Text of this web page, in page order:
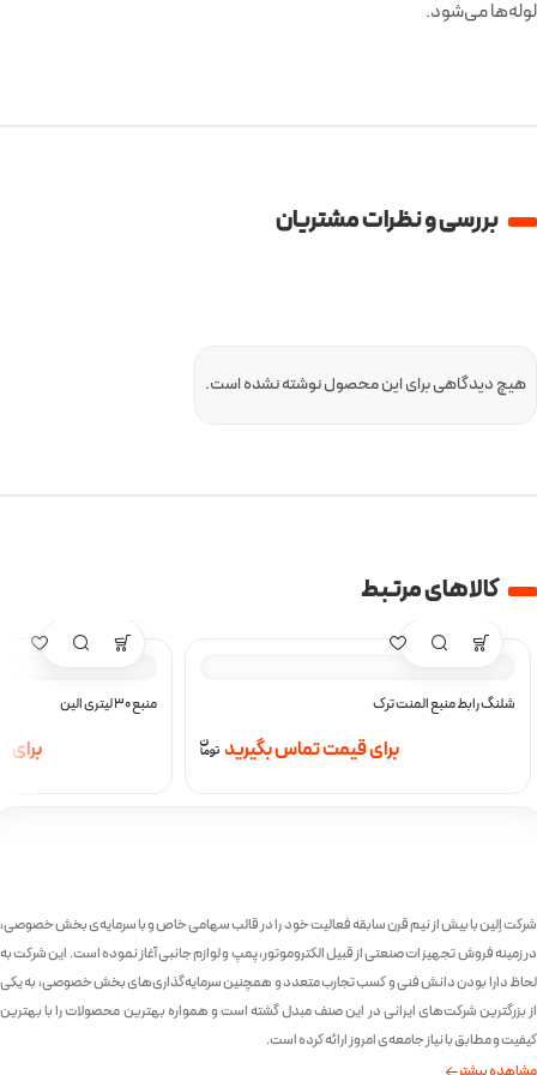
لوله‌ها می‌شود.
بررسی و نظرات مشتریان
هیچ دیدگاهی برای این محصول نوشته نشده است.
کالا‌های مرتبط
شلنگ رابط منبع المنت ترک
برای قیمت تماس بگیرید
منبع 30 لیتری الین
برای
شرکت اِلین با بیش از نیم قرن سابقه فعالیت خود را در قالب سهامی خاص و با سرمایه‌ی بخش خصوصی،
در زمینه فروش تجهیزات صنعتی از قبیل الکتروموتور، پمپ و لوازم جانبی آغاز نموده است. این شرکت به
لحاظ دارا بودن دانش فنی و کسب تجارب متعدد و همچنین سرمایه‌گذاری‌های بخش خصوصی، به یکی
از بزرگترین شرکت‌های ایرانی در این صنف مبدل گشته است و همواره بهترین محصولات را با بهترین
کیفیت و مطابق با نیاز جامعه‌ی امروز ارائه کرده است.